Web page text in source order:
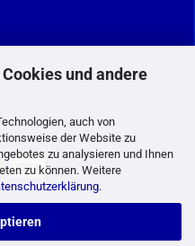
und andere
auch von
der Website zu
zu analysieren und Ihnen
zu können. Weitere
.